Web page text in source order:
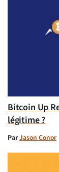
Bitcoin Up
légitime ?
ParJason Conor